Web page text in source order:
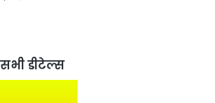
सभी डीटेल्स